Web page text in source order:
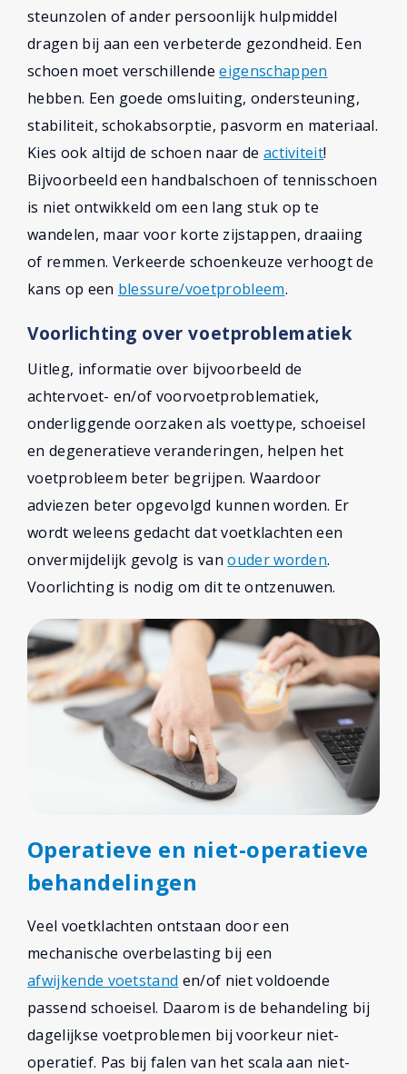
steunzolen of ander persoonlijk hulpmiddel
dragen bij aan een verbeterde gezondheid. Een
schoen moet verschillendeeigenschappen
hebben. Een goede omsluiting, ondersteuning,
stabiliteit, schokabsorptie, pasvorm en materiaal.
Kies ook altijd de schoen naar de activiteit!
Bijvoorbeeld een handbalschoen of tennisschoen
is niet ontwikkeld om een lang stuk op te
wandelen, maar voor korte zijstappen, draaiing
of remmen. Verkeerde schoenkeuze verhoogt de
kans op een blessure/voetprobleem.
Voorlichting over voetproblematiek
Uitleg, informatie over bijvoorbeeld de
achtervoet- en/of voorvoetproblematiek,
onderliggende oorzaken als voettype, schoeisel
en degeneratieve veranderingen, helpen het
voetprobleem beter begrijpen. Waardoor
adviezen beter opgevolgd kunnen worden. Er
wordt weleens gedacht dat voetklachten een
onvermijdelijk gevolg is vanouder worden.
Voorlichting is nodig om dit te ontzenuwen.
Operatieve en niet-operatieve
behandelingen
Veel voetklachten ontstaan door een
mechanische overbelasting bij een
afwijkende voetstand en/of niet voldoende
passend schoeisel. Daarom is de behandeling bij
dagelijkse voetproblemen bij voorkeur niet-
operatief. Pas bij falen van het scala aan niet-